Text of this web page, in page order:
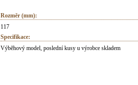
Rozměr (mm):
117
Specifikace:
Výběhový model, poslední kusy u výrobce skladem